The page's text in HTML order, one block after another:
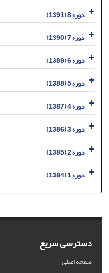
دوره 8 (1391)
دوره 7 (1390)
دوره 6 (1389)
دوره 5 (1388)
دوره 4 (1387)
دوره 3 (1386)
دوره 2 (1385)
دوره 1 (1384)
دسترسی سریع
صفحه اصلی